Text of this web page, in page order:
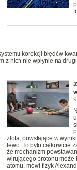
korekcji błędów
z nich nie wpłynie na drugi
złota, powstające w
lewo. To było całkowicie
że mechanizm
wirującego protonu może
atomu, mówi fizyk